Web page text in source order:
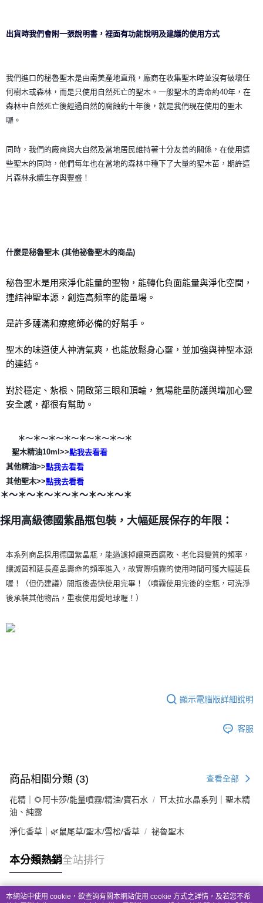
出貨時我們會附一張說明書，裡面有功能說明及建議的使用方式
我們進口的秘魯聖木是由南美產地直飛，廠商在收集聖木時並沒有破壞任
何樹木或森林，而是只使用自然死亡的聖木。一般聖木的壽命約40年，在
森林中自然死亡後經過自然的腐蝕約十年後，就是我們現在使用的聖木
囉。
同時，我們的廠商與大自然及當地居民維持著十分友善的關係，在使用這
些聖木的同時，他們每年也在當地的森林中種下了大量的聖木苗，期許這
片森林永續生存與豐盛！
什麼是秘魯聖木 (其他祕魯聖木的商品)
秘魯聖木是用來淨化能量的聖物，能轉化負面能量與淨化空間，
連結神聖本源，創造高頻率的能量場。
是許多薩滿和療癒師必備的好幫手。
聖木的味道使人神清氣爽，也能放鬆身心靈，並加強與神聖本源
的連結。
對於穩定、紮根、開啟第三眼和頂輪，氣場能量防護與增加心靈
安全感，都很有幫助。
＊～＊～＊～＊～＊～＊～＊～＊
聖木精油10ml>>點我去看看
其他精油>>點我去看看
其他聖木>>點我去看看
＊～＊～＊～＊～＊～＊～＊～＊
採用高級德國紫晶瓶包裝，大幅延展保存的年限：
本系列商品採用德國紫晶瓶，能過濾掉讓東西腐敗、老化與變質的頻率，
讓滅菌和延長產品壽命的頻率進入，故實際噴霧的使用時間可獲大幅延長
喔！（但仍建議）開瓶後盡快使用完畢！（噴霧使用完後的空瓶，可洗淨
後承裝其他物品，重複使用愛地球喔！）
顯示電腦版詳細說明
客服
商品相關分類 (3) 查看全部
花精｜🌻阿卡莎/能量噴霧/精油/寶石水
⛩太拉水晶系列｜聖木精
油、純露
淨化香草｜🌿鼠尾草/聖木/雪松/香草 祕魯聖木
本分類熱銷全站排行
本網站中使用 cookie，欲查詢有關本網站使用 cookie 方式之詳情，及若您不希